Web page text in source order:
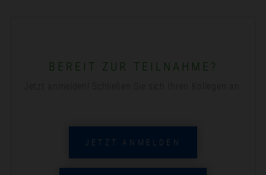
BEREIT ZUR TEILNAHME?
JETZT ANMELDEN